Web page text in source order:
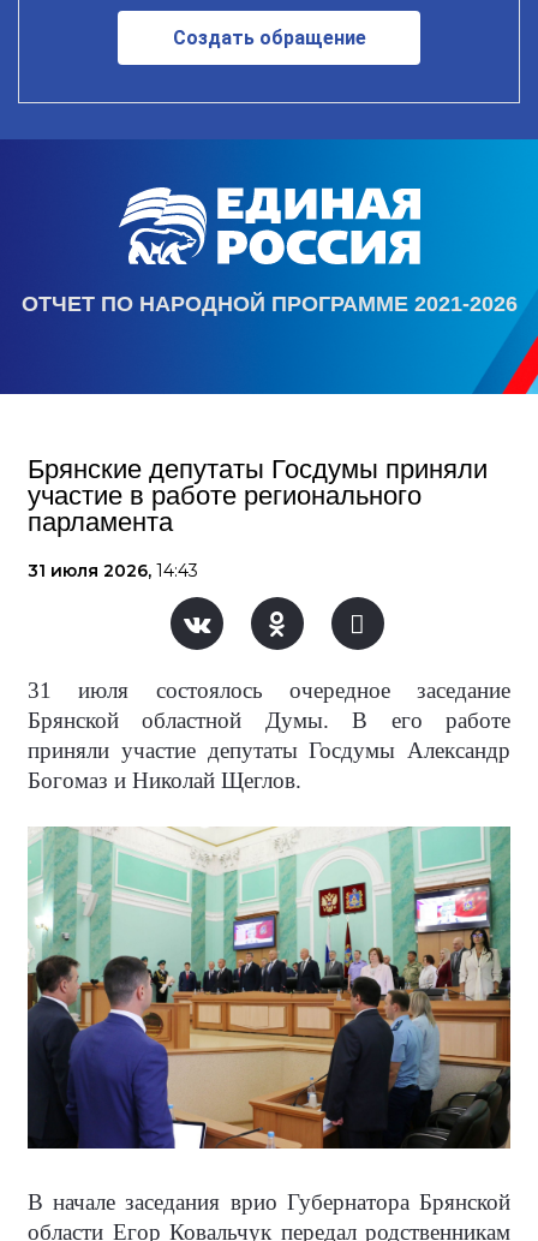
Создать обращение
ОТЧЕТ ПО НАРОДНОЙ ПРОГРАММЕ 2021-2026
Брянские депутаты Госдумы приняли
участие в работе регионального
парламента
31 июля 2026, 14:43
31 июля состоялось очередное заседание
Брянской областной Думы. В его работе
приняли участие депутаты Госдумы Александр
Богомаз и Николай Щеглов.
В начале заседания врио Губернатора Брянской
области Егор Ковальчук передал родственникам